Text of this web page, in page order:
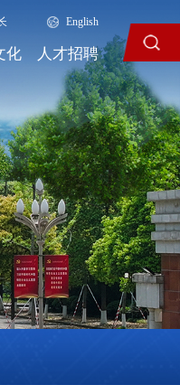
English
化 人才招聘